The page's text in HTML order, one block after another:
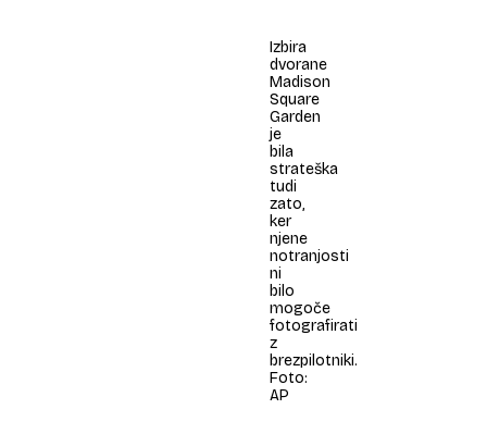
Izbira
dvorane
Madison
Square
Garden
je
bila
strateška
tudi
zato,
ker
njene
notranjosti
ni
bilo
mogoče
fotografirati
z
brezpilotniki.
Foto:
AP